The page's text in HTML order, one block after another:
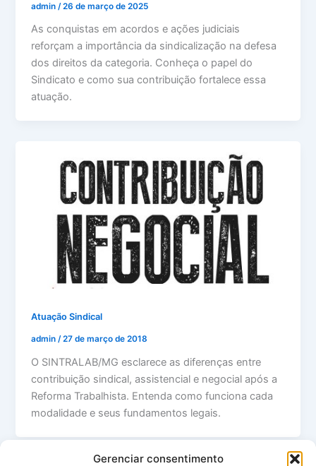
Gerenciar consentimento
admin /26 de março de 2025
As conquistas em acordos e ações judiciais
reforçam a importância da sindicalização na defesa
dos direitos da categoria. Conheça o papel do
Sindicato e como sua contribuição fortalece essa
atuação.
Atuação Sindical
admin/27 de março de 2018
O SINTRALAB/MG esclarece as diferenças entre
contribuição sindical, assistencial e negocial após a
Reforma Trabalhista. Entenda como funciona cada
modalidade e seus fundamentos legais.